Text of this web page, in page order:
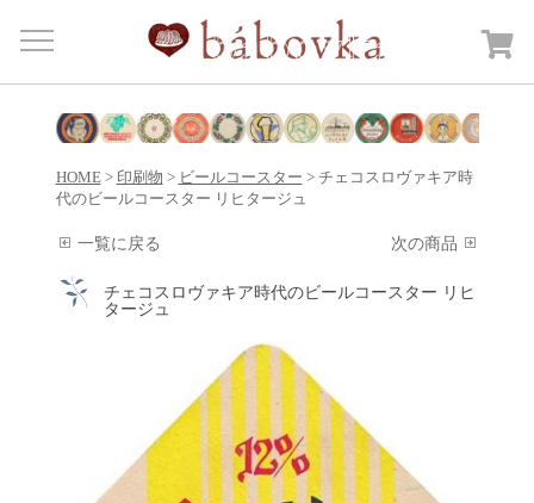
Menu
HOME
商品カテゴリーOpen submenu
カートを見る
bábovkaについて
HOME> 印刷物 > ビールコースター > チェコスロヴァキア時
代のビールコースター リヒタージュ
一覧に戻る 次の商品
チェコスロヴァキア時代のビールコースター リヒ
タージュ